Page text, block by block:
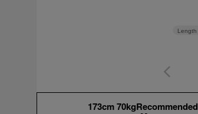
Length
173cm 70kgRecommended